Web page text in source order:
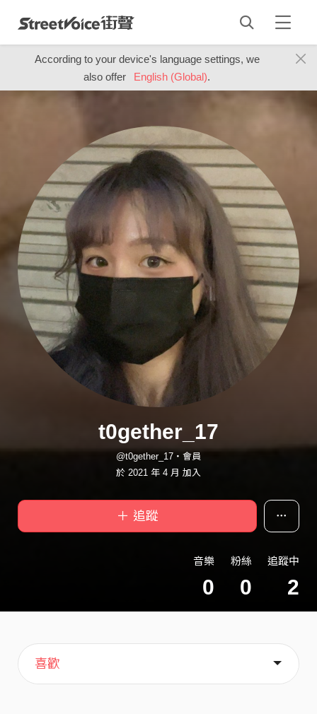
According to your device's language settings, we
also offer
English (Global).
t0gether_17
@t0gether_17・會員
於 2021 年 4 月 加入
＋ 追蹤
音樂
0
粉絲
0
追蹤中
2
主頁
喜歡
關於